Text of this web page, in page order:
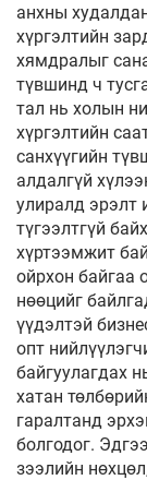
анхны
хүргэлтийн
хямдралыг
түвшинд ч
тал нь холын
хүргэлтийн
санхүүгийн
алдалгүй
улиралд эрэлт
түгээлтгүй
хүртээмжит
ойрхон байгаа
нөөцийг
үүдэлтэй
опт
байгуулагдах
хатан
гаралтанд
болгодог.
зээлийн